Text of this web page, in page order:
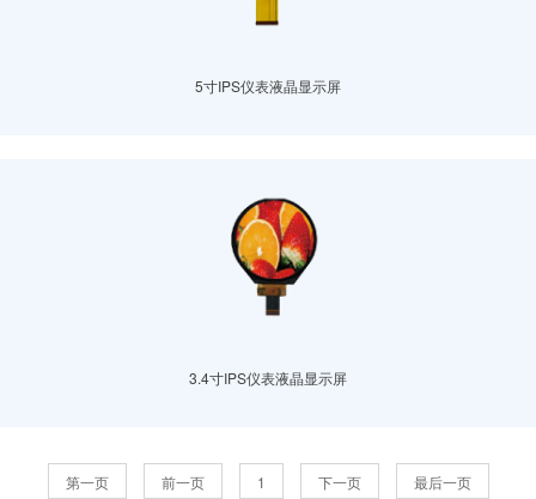
5寸IPS仪表液晶显示屏
3.4寸IPS仪表液晶显示屏
第一页 前一页 1 下一页 最后一页